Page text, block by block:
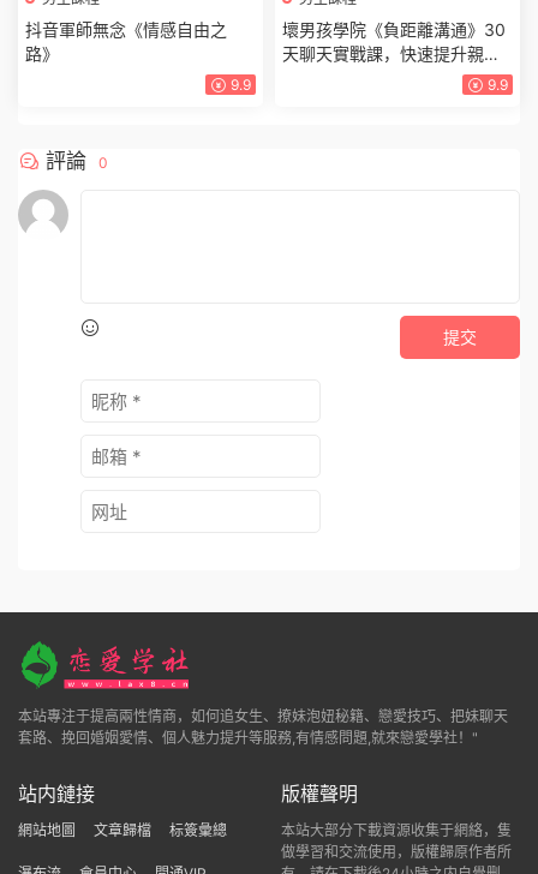
抖音軍師無念《情感自由之
路》
9.9
壞男孩學院《負距離溝通》30
天聊天實戰課，快速提升親密
9.9
評論 0
提交
本站專注于提高兩性情商，如何追女生、撩妹泡妞秘籍、戀愛技巧、把妹聊天
套路、挽回婚姻愛情、個人魅力提升等服務,有情感問題,就來戀愛學社！"
站内鏈接
網站地圖 文章歸檔 标簽彙總
版權聲明
本站大部分下載資源收集于網絡，隻
做學習和交流使用，版權歸原作者所